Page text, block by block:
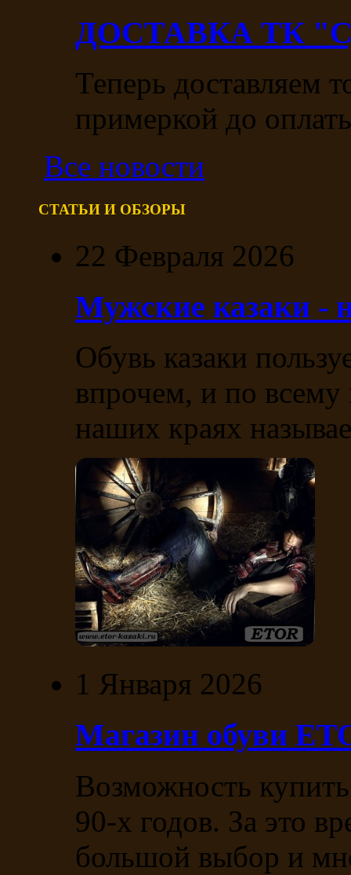
ДОСТАВКА ТК
Теперь доставляем
примеркой до
Все новости
СТАТЬИ И ОБЗОРЫ
22 Февраля 2026
Мужские казаки -
Обувь казаки
впрочем, и по всему
наших краях
1 Января 2026
Магазин обуви
Возможность
90-х годов. За это
большой выбор и